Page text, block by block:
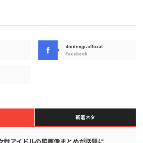
diodeojp.official
Facebook
新着ネタ